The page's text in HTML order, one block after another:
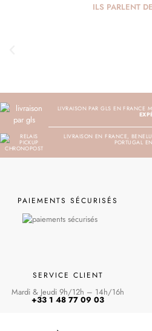
ILS PARLENT
LIVRAISON PAR GLS EN FRANCE
LIVRAISON EN FRANCE,
PORTUGAL EN
PAIEMENTS SÉCURISÉS
SERVICE CLIENT
Mardi & Jeudi 9h/12h – 14h/16h
+33 1 48 77 09 03